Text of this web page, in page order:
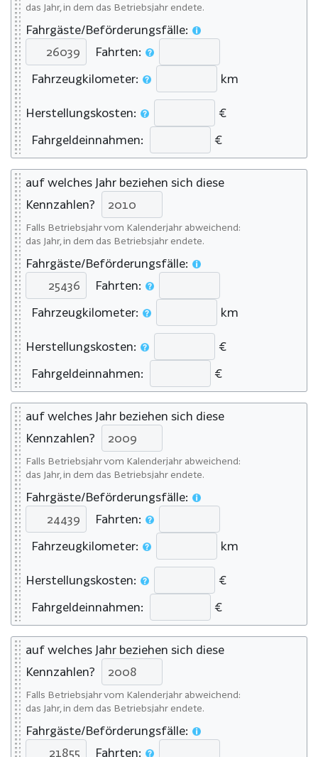
das Jahr, in dem das Betriebsjahr endete.
Fahrgäste/Beförderungsfälle:
Fahrten:
Fahrzeugkilometer:
km
Herstellungskosten:
€
Fahrgeldeinnahmen:
€
auf welches Jahr beziehen sich diese
Kennzahlen?
Falls Betriebsjahr vom Kalenderjahr abweichend:
das Jahr, in dem das Betriebsjahr endete.
Fahrgäste/Beförderungsfälle:
Fahrten:
Fahrzeugkilometer:
km
Herstellungskosten:
€
Fahrgeldeinnahmen:
€
auf welches Jahr beziehen sich diese
Kennzahlen?
Falls Betriebsjahr vom Kalenderjahr abweichend:
das Jahr, in dem das Betriebsjahr endete.
Fahrgäste/Beförderungsfälle:
Fahrten:
Fahrzeugkilometer:
km
Herstellungskosten:
€
Fahrgeldeinnahmen:
€
auf welches Jahr beziehen sich diese
Kennzahlen?
Falls Betriebsjahr vom Kalenderjahr abweichend:
das Jahr, in dem das Betriebsjahr endete.
Fahrgäste/Beförderungsfälle:
Fahrten: